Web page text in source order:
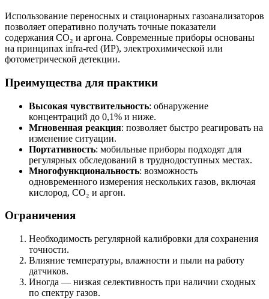
Использование переносных и стационарных газоанализаторов
позволяет оперативно получать точные показатели
содержания CO₂ и аргона. Современные приборы основаны
на принципах infra-red (ИР), электрохимической или
фотометрической детекции.
Преимущества для практики
Высокая чувствительность: обнаружение
концентраций до 0,1% и ниже.
Мгновенная реакция: позволяет быстро реагировать на
изменение ситуации.
Портативность: мобильные приборы подходят для
регулярных обследований в труднодоступных местах.
Многофункциональность: возможность
одновременного измерения нескольких газов, включая
кислород, CO₂ и аргон.
Ограничения
Необходимость регулярной калибровки для сохранения
точности.
Влияние температуры, влажности и пыли на работу
датчиков.
Иногда — низкая селективность при наличии сходных
по спектру газов.